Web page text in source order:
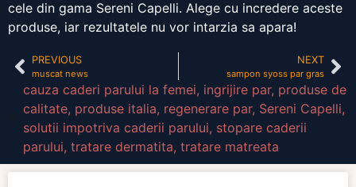
cele din gama Sereni Capelli. Alege cu incredere aceste
produse, iar rezultatele nu vor intarzia sa apara!
PREVIOUS
muscat news
NEXT
sampon syoss par gras
cauza caderi parului la femei, ingrijire par, produse de
calitate, produse italia, regenerare par, Sereni Capelli,
solutii impotriva caderii parului, stopare caderii
parului, tratare dermatita, tratare matreata